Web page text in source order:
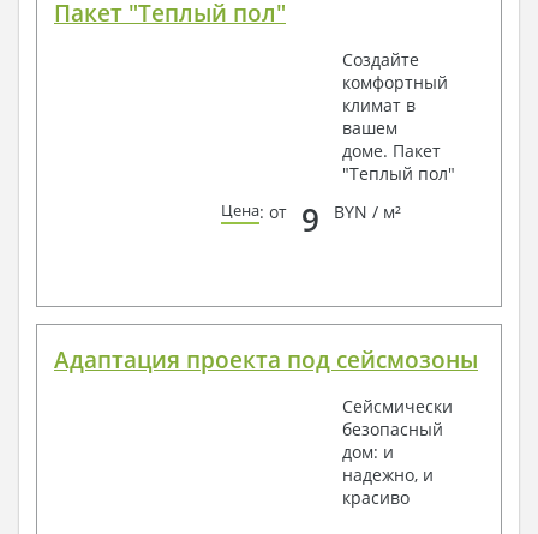
Пакет "Теплый пол"
Создайте
комфортный
климат в
вашем
доме. Пакет
"Теплый пол"
Цена: от 9 BYN / м²
Адаптация проекта под сейсмозоны
Сейсмически
безопасный
дом: и
надежно, и
красиво